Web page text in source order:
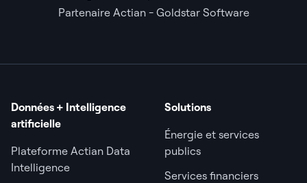
Partenaire Actian - Goldstar Software
Données + Intelligence
artificielle
Plateforme Actian Data
Intelligence
Solutions
Énergie et services
publics
Services financiers